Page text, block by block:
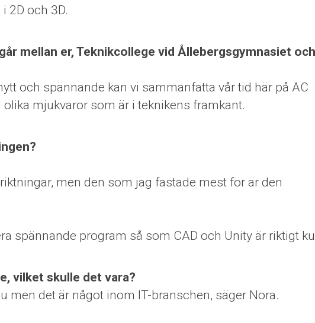
2D och 3D.
mellan er, Teknikcollege vid Ållebergsgymnasiet och
och spännande kan vi sammanfatta vår tid här på AC
mjukvaror som är i teknikens framkant.
men den som jag fastade mest för är den
spännande program så som CAD och Unity är riktigt
vilket skulle det vara?
men det är något inom IT-branschen, säger Nora.